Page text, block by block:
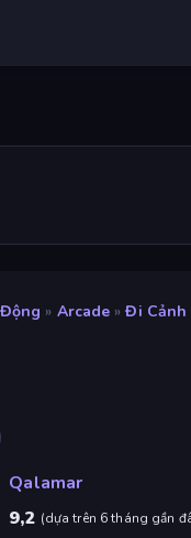
» Arcade » Đi Cảnh
Qalamar
9,2 (dựa trên 6 tháng gần